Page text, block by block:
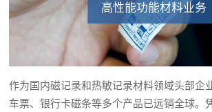
高性能功能材料业务
作为国内磁记录和热敏记录材料领域头部企
车票、银行卡磁条等多个产品已远销全球。